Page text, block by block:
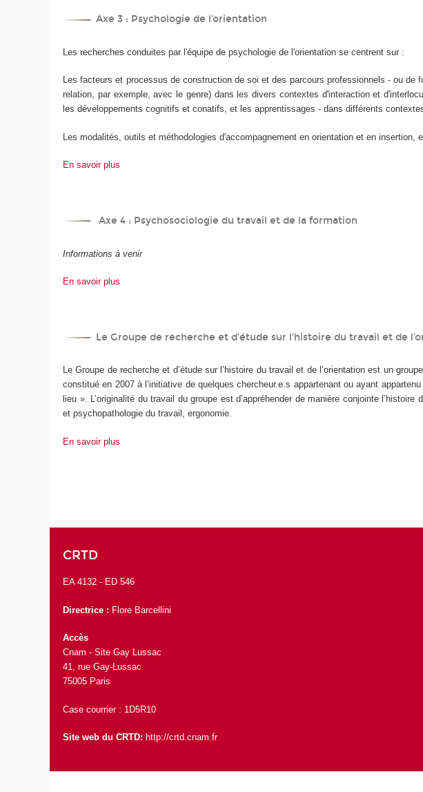
Axe 3 : Psychologie de l’orientation
Les recherches conduites par l'équipe de psychologie de l'orientation se centrent sur :
Les facteurs et processus de construction de soi et des parcours professionnels - ou
relation, par exemple, avec le genre) dans les divers contextes d'interaction et
les développements cognitifs et conatifs, et les apprentissages - dans différents
Les modalités, outils et méthodologies d'accompagnement en orientation et en
En savoir plus
Axe 4 : Psychosociologie du travail et de la formation
Informations à venir
En savoir plus
Le Groupe de recherche et d’étude sur l’histoire du travail et de
Le Groupe de recherche et d’étude sur l’histoire du travail et de l’orientation est un
constitué en 2007 à l’initiative de quelques chercheur.e.s appartenant ou ayant
lieu ». L’originalité du travail du groupe est d’appréhender de manière conjointe
et psychopathologie du travail, ergonomie.
En savoir plus
CRTD
EA 4132 - ED 546
Directrice : Flore Barcellini
Accès
Cnam - Site Gay Lussac
41, rue Gay-Lussac
75005 Paris
Case courrier : 1D5R10
Site web du CRTD: http://crtd.cnam.fr